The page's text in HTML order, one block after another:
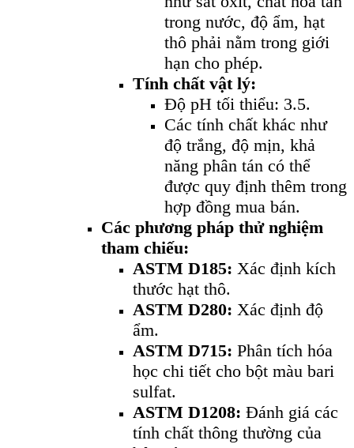
trong nước, độ ẩm, hạt
thô phải nằm trong giới
hạn cho phép.
Tính chất vật lý:
Độ pH tối thiểu: 3.5.
Các tính chất khác như
độ trắng, độ mịn, khả
năng phân tán có thể
được quy định thêm trong
hợp đồng mua bán.
Các phương pháp thử nghiệm
tham chiếu:
ASTM D185: Xác định kích
thước hạt thô.
ASTM D280: Xác định độ
ẩm.
ASTM D715: Phân tích hóa
học chi tiết cho bột màu bari
sulfat.
ASTM D1208: Đánh giá các
tính chất thông thường của